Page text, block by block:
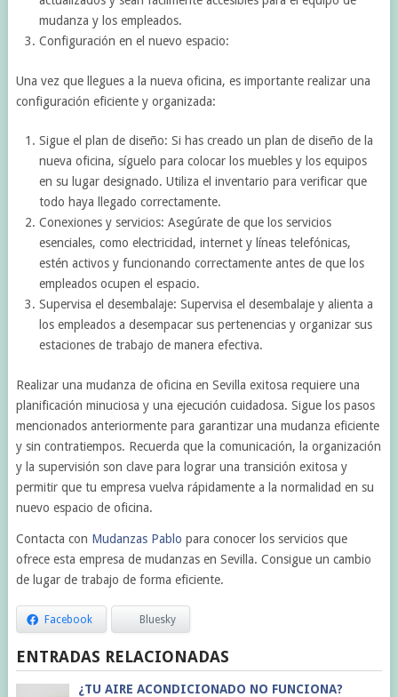
mudanza y los empleados.
Configuración en el nuevo espacio:
Una vez que llegues a la nueva oficina, es importante realizar una
configuración eficiente y organizada:
Sigue el plan de diseño: Si has creado un plan de diseño de la
nueva oficina, síguelo para colocar los muebles y los equipos
en su lugar designado. Utiliza el inventario para verificar que
todo haya llegado correctamente.
Conexiones y servicios: Asegúrate de que los servicios
esenciales, como electricidad, internet y líneas telefónicas,
estén activos y funcionando correctamente antes de que los
empleados ocupen el espacio.
Supervisa el desembalaje: Supervisa el desembalaje y alienta a
los empleados a desempacar sus pertenencias y organizar sus
estaciones de trabajo de manera efectiva.
Realizar una mudanza de oficina en Sevilla exitosa requiere una
planificación minuciosa y una ejecución cuidadosa. Sigue los pasos
mencionados anteriormente para garantizar una mudanza eficiente
y sin contratiempos. Recuerda que la comunicación, la organización
y la supervisión son clave para lograr una transición exitosa y
permitir que tu empresa vuelva rápidamente a la normalidad en su
nuevo espacio de oficina.
Contacta con Mudanzas Pablo para conocer los servicios que
ofrece esta empresa de mudanzas en Sevilla. Consigue un cambio
de lugar de trabajo de forma eficiente.
Facebook Bluesky
ENTRADAS RELACIONADAS
¿TU AIRE ACONDICIONADO NO FUNCIONA?